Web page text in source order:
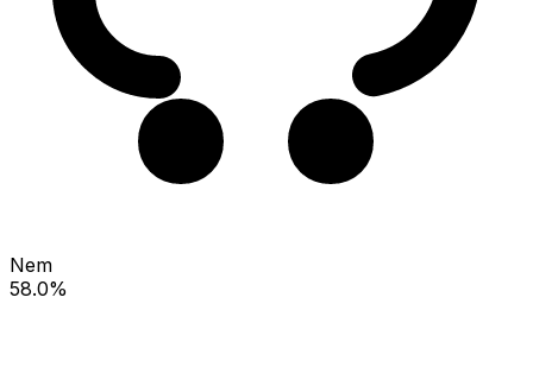
Nem
58.0%